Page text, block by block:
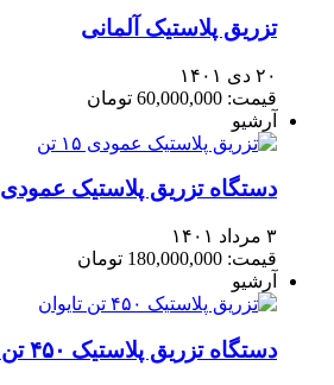
تزریق پلاستیک آلمانی
۲۰ دی ۱۴۰۱
قیمت: 60,000,000 تومان
آرشیو
دستگاه تزریق پلاستیک عمودی ۱۵ تن
۳ مرداد ۱۴۰۱
قیمت: 180,000,000 تومان
آرشیو
دستگاه تزریق پلاستیک ۴۵۰ تن تایوان